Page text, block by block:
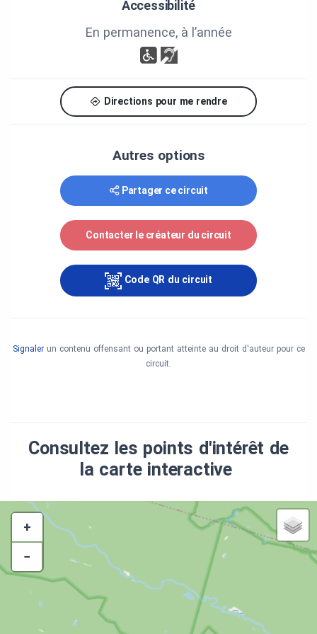
Accessibilité
En permanence, à l’année
Directions pour me rendre
Autres options
Partager ce circuit
Contacter le créateur du circuit
Code QR du circuit
Signalerun contenu offensant ou portant atteinte au droit d'auteur pour ce
circuit.
Consultez les points d'intérêt de
la carte interactive
+
−